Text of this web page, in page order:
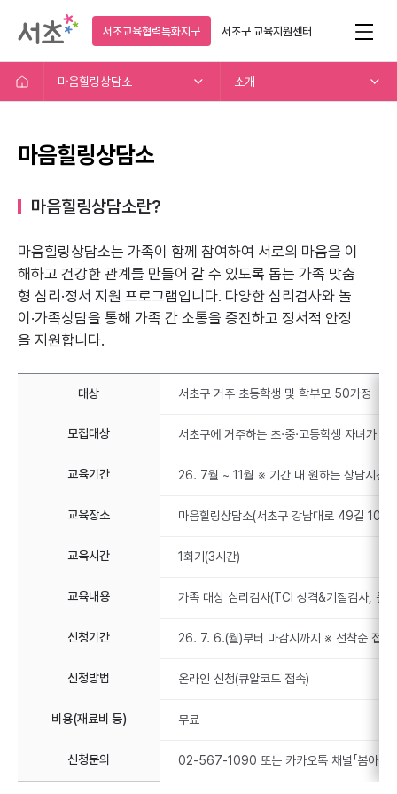
서초교육협력특화지구 서초구교육지원센터
마음힐링상담소 소개
마음힐링상담소
마음힐링상담소란?
마음힐링상담소는 가족이 함께 참여하여 서로의 마음을 이
해하고 건강한 관계를 만들어 갈 수 있도록 돕는 가족 맞춤
형 심리·정서 지원 프로그램입니다. 다양한 심리검사와 놀
이·가족상담을 통해 가족 간 소통을 증진하고 정서적 안정
을 지원합니다.
대상 서초구 거주 초등학생 및 학부모 50가정
모집대상 서초구에 거주하는 초·중·고등학생 자녀가
교육기간 26. 7월 ~ 11월 ※ 기간 내 원하는 상담시간
교육장소 마음힐링상담소(서초구 강남대로 49길 10)
교육시간 1회기(3시간)
교육내용 가족 대상 심리검사(TCI 성격&기질검사, 문
신청기간 26. 7. 6.(월)부터 마감시까지 ※ 선착순 접수
신청방법 온라인 신청(큐알코드 접속)
비용(재료비 등) 무료
신청문의 02-567-1090 또는 카카오톡 채널「봄아동청